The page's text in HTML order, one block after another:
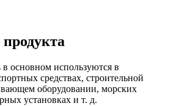
основном используются в
средствах, строительной
оборудовании, морских
установках и т. д.